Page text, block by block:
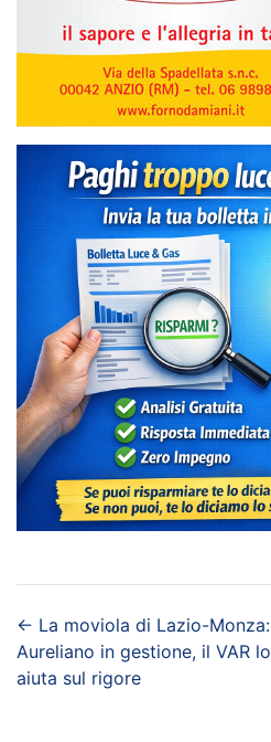
← La moviola di Lazio-Monza:
Aureliano in gestione, il VAR lo
aiuta sul rigore